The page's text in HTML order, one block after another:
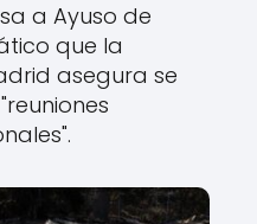
a Ayuso de
que la
asegura se